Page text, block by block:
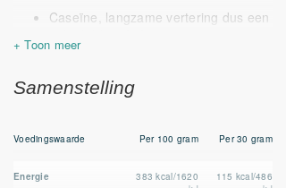
Caseïne, langzame vertering dus een
Eiwit-concentraat, hoog percentage
Eiwit-isolaat, hoogwaardige,
Voorzie je lichaam van extra eiwit na
Draagt bij aan de groei van spiermassa.
Samenstelling
Voedingswaarde Per 100 gram Per 30 gram
Energie 383 kcal​/​1620
115 kcal​/​486